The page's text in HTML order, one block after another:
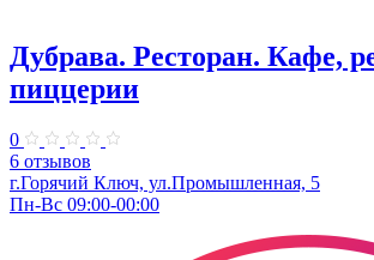
Дубрава. Ресторан. Кафе,
пиццерии
0
6 отзывов
г.Горячий Ключ, ул.Промышленная, 5
Пн-Вс 09:00-00:00